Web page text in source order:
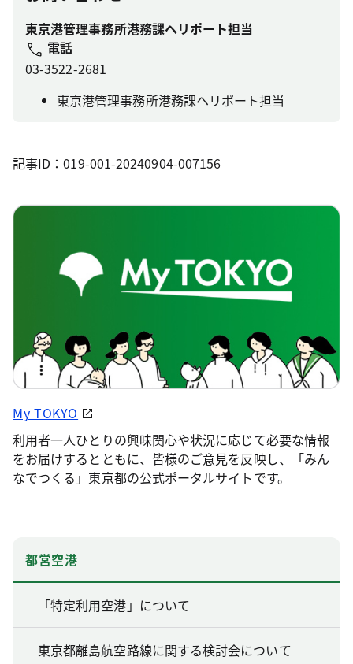
東京港管理事務所港務課ヘリポート担当
電話
03-3522-2681
東京港管理事務所港務課ヘリポート担当
記事ID：019-001-20240904-007156
My TOKYO
利用者一人ひとりの興味関心や状況に応じて必要な情報
をお届けするとともに、皆様のご意見を反映し、「みん
なでつくる」東京都の公式ポータルサイトです。
都営空港
「特定利用空港」について
東京都離島航空路線に関する検討会について